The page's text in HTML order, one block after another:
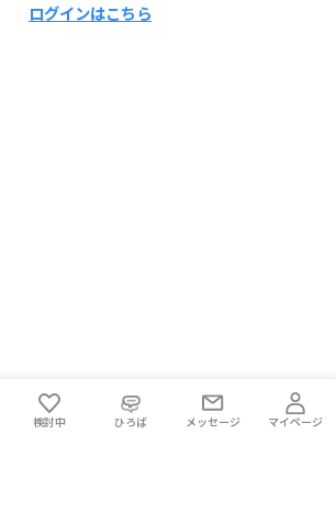
ログインはこちら
検討中 ひろば メッセージ マイページ